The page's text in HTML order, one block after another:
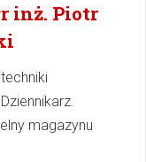
inż. Piotr
magazynu